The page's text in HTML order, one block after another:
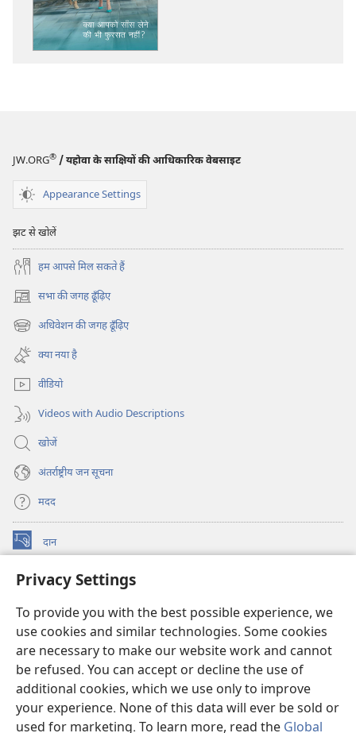
Privacy Settings
To provide you with the best possible experience, we
use cookies and similar technologies. Some cookies
are necessary to make our website work and cannot
be refused. You can accept or decline the use of
additional cookies, which we use only to improve
your experience. None of this data will ever be sold or
used for marketing. To learn more, read the Global
JW.ORG® / यहोवा के साक्षियों की आधिकारिक वेबसाइट
Appearance Settings
झट से खोलें
हम आपसे मिल सकते हैं
सभा की जगह ढूँढ़िए
(opens
new
window)
अधिवेशन की जगह ढूँढ़िए
(opens
new
window)
क्या नया है
वीडियो
Videos with Audio Descriptions
खोजें
अंतर्राष्ट्रीय जन सूचना
मदद
दान
(opens
window)
वॉचटावर ऑनलाइन लाइब्रेरी
new
JW Hub ®
(opens
new
window)
ऐप
वॉचटावर लाइब्रेरी